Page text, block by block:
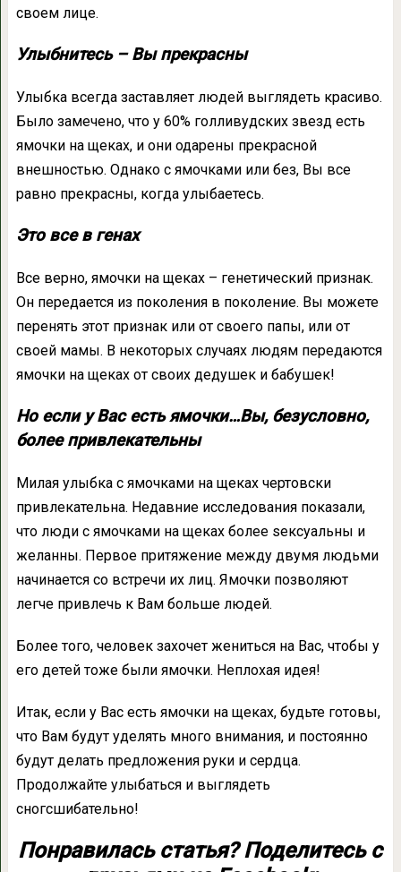
своем лице.
Улыбнитесь – Вы прекрасны
Улыбка всегда заставляет людей выглядеть красиво.
Было замечено, что у 60% голливудских звезд есть
ямочки на щеках, и они одарены прекрасной
внешностью. Однако с ямочками или без, Вы все
равно прекрасны, когда улыбаетесь.
Это все в генах
Все верно, ямочки на щеках – генетический признак.
Он передается из поколения в поколение. Вы можете
перенять этот признак или от своего папы, или от
своей мамы. В некоторых случаях людям передаются
ямочки на щеках от своих дедушек и бабушек!
Но если у Вас есть ямочки…Вы, безусловно,
более привлекательны
Милая улыбка с ямочками на щеках чертовски
привлекательна. Недавние исследования показали,
что люди с ямочками на щеках более sексуальны и
желанны. Первое притяжение между двумя людьми
начинается со встречи их лиц. Ямочки позволяют
легче привлечь к Вам больше людей.
Более того, человек захочет жениться на Вас, чтобы у
его детей тоже были ямочки. Неплохая идея!
Итак, если у Вас есть ямочки на щеках, будьте готовы,
что Вам будут уделять много внимания, и постоянно
будут делать предложения руки и сердца.
Продолжайте улыбаться и выглядеть
сногсшибательно!
Понравилась статья? Поделитесь с